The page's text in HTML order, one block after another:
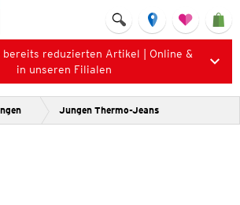
bereits reduzierten Artikel | Online &
in unseren Filialen
Jungen Thermo-Jeans